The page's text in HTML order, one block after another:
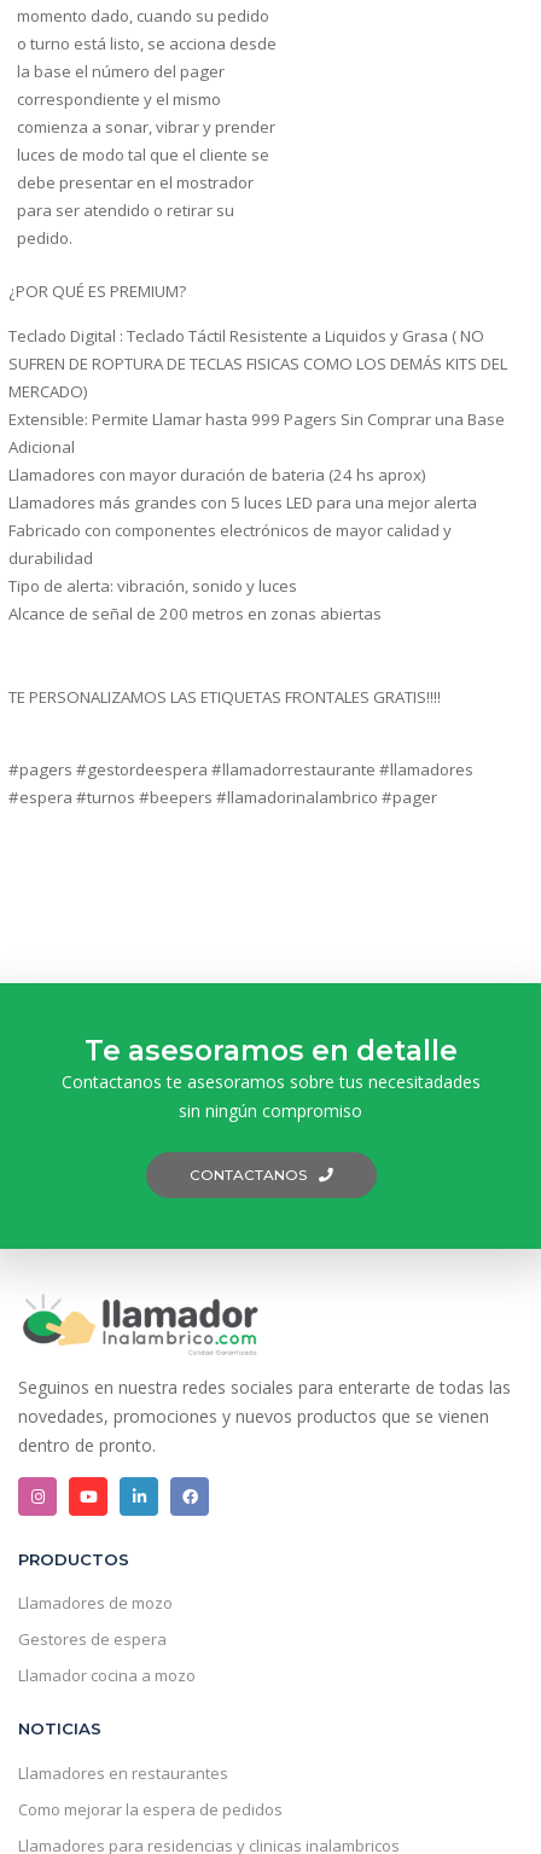
momento dado, cuando su pedido
o turno está listo, se acciona desde
la base el número del pager
correspondiente y el mismo
comienza a sonar, vibrar y prender
luces de modo tal que el cliente se
debe presentar en el mostrador
para ser atendido o retirar su
pedido.
¿POR QUÉ ES PREMIUM?
Teclado Digital : Teclado Táctil Resistente a Liquidos y Grasa ( NO
SUFREN DE ROPTURA DE TECLAS FISICAS COMO LOS DEMÁS KITS DEL
MERCADO)
Extensible: Permite Llamar hasta 999 Pagers Sin Comprar una Base
Adicional
Llamadores con mayor duración de bateria (24 hs aprox)
Llamadores más grandes con 5 luces LED para una mejor alerta
Fabricado con componentes electrónicos de mayor calidad y
durabilidad
Tipo de alerta: vibración, sonido y luces
Alcance de señal de 200 metros en zonas abiertas
TE PERSONALIZAMOS LAS ETIQUETAS FRONTALES GRATIS!!!!
#pagers #gestordeespera #llamadorrestaurante #llamadores
#espera #turnos #beepers #llamadorinalambrico #pager
Te asesoramos en detalle
Contactanos te asesoramos sobre tus necesitadades
sin ningún compromiso
CONTACTANOS
Seguinos en nuestra redes sociales para enterarte de todas las
novedades, promociones y nuevos productos que se vienen
dentro de pronto.
PRODUCTOS
Llamadores de mozo
Gestores de espera
Llamador cocina a mozo
NOTICIAS
Llamadores en restaurantes
Como mejorar la espera de pedidos
Llamadores para residencias y clinicas inalambricos